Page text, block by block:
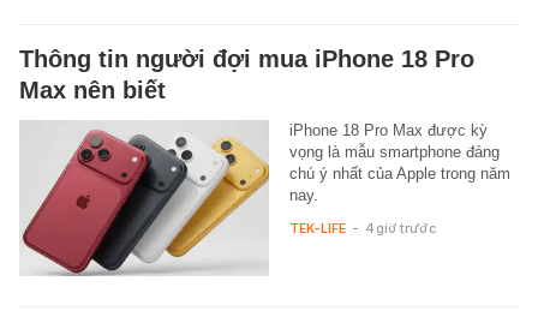
Thông tin người đợi mua iPhone 18 Pro
Max nên biết
iPhone 18 Pro Max được kỳ
vọng là mẫu smartphone đáng
chú ý nhất của Apple trong năm
nay.
TEK-LIFE - 4 giờ trước